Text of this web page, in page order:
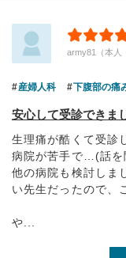
army81（本人
産婦人科 下腹部の痛
安心して受診できま
生理痛が酷くて受診
病院が苦手で…(話を
他の病院も検討しま
い先生だったので、
や...